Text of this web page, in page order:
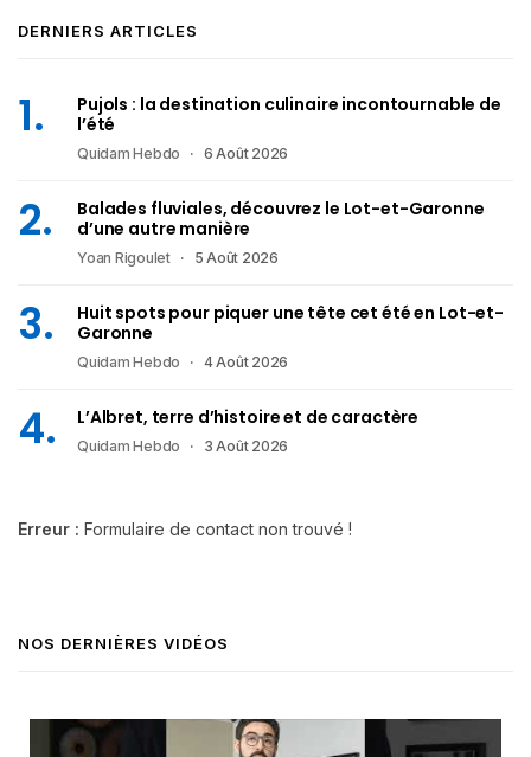
DERNIERS ARTICLES
Pujols : la destination culinaire incontournable de
l’été
Quidam Hebdo 6 Août 2026
Balades fluviales, découvrez le Lot-et-Garonne
d’une autre manière
Yoan Rigoulet 5 Août 2026
Huit spots pour piquer une tête cet été en Lot-et-
Garonne
Quidam Hebdo 4 Août 2026
L’Albret, terre d’histoire et de caractère
Quidam Hebdo 3 Août 2026
Erreur : Formulaire de contact non trouvé !
NOS DERNIÈRES VIDÉOS